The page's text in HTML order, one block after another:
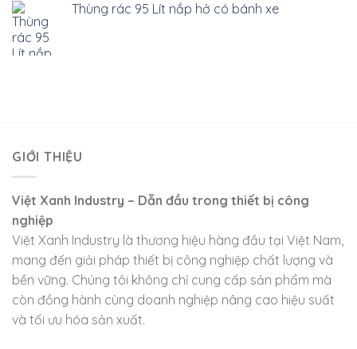
Thùng rác 95 Lít nắp hở có bánh xe
GIỚI THIỆU
Việt Xanh Industry – Dẫn đầu trong thiết bị công
nghiệp
Việt Xanh Industry là thương hiệu hàng đầu tại Việt Nam,
mang đến giải pháp thiết bị công nghiệp chất lượng và
bền vững. Chúng tôi không chỉ cung cấp sản phẩm mà
còn đồng hành cùng doanh nghiệp nâng cao hiệu suất
và tối ưu hóa sản xuất.